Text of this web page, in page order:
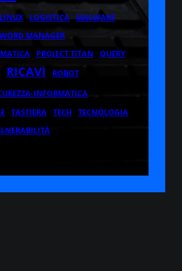
LINUX LOGISTICA
MALWARE
MANAGER
PROJECT TITAN
QUERY
RICAVI ROBOT
INFORMATICA
TASTIERA TECH
TECNOLOGIA